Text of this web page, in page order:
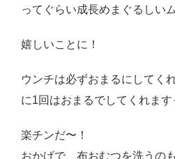
ってぐらい成長めまぐるしい
嬉しいことに！
ウンチは必ずおまるにしてく
に1回はおまるでしてくれます
楽チンだ〜！
おかげで、布おむつを洗うの